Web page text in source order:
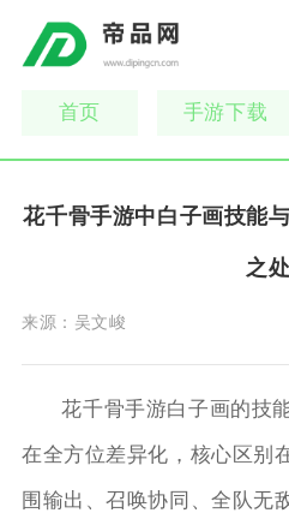
首页 手游下载
花千骨手游中白子画技能
之处
来源： 吴文峻
花千骨手游白子画的技
在全方位差异化，核心区别
围输出、召唤协同、全队无